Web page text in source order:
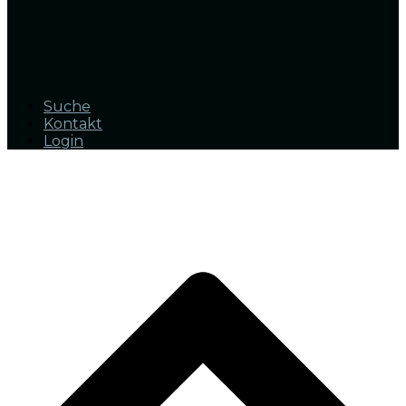
Suche
Kontakt
Login